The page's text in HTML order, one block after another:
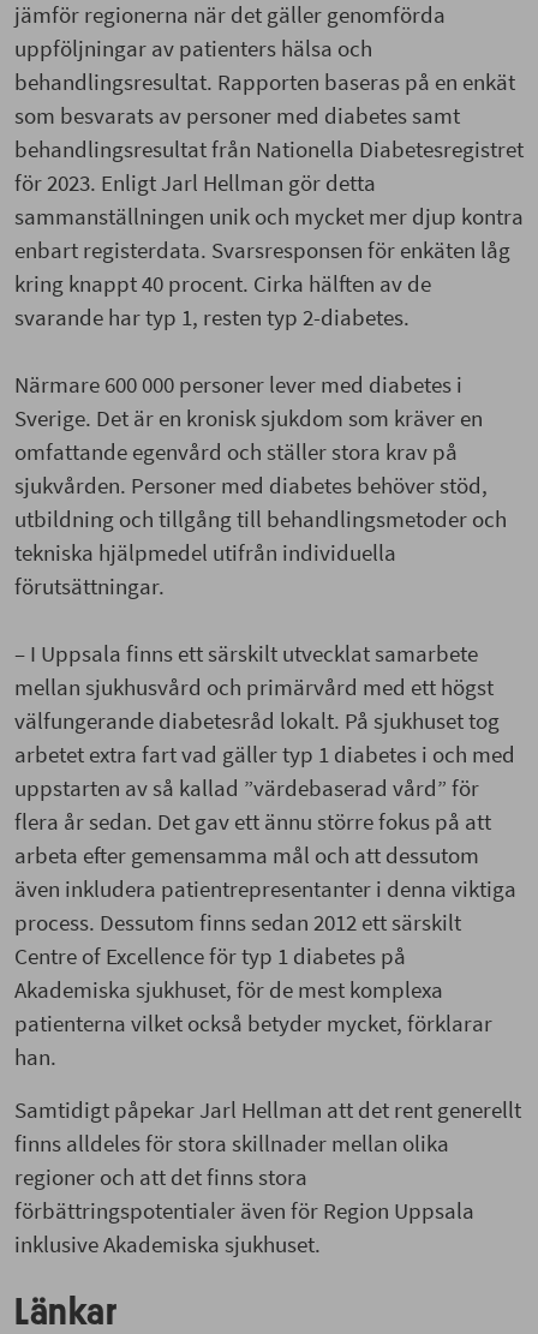
jämför regionerna när det gäller genomförda
uppföljningar av patienters hälsa och
behandlingsresultat. Rapporten baseras på en enkät
som besvarats av personer med diabetes samt
behandlingsresultat från Nationella Diabetesregistret
för 2023. Enligt Jarl Hellman gör detta
sammanställningen unik och mycket mer djup kontra
enbart registerdata. Svarsresponsen för enkäten låg
kring knappt 40 procent. Cirka hälften av de
svarande har typ 1, resten typ 2-diabetes.
Närmare 600 000 personer lever med diabetes i
Sverige. Det är en kronisk sjukdom som kräver en
omfattande egenvård och ställer stora krav på
sjukvården. Personer med diabetes behöver stöd,
utbildning och tillgång till behandlingsmetoder och
tekniska hjälpmedel utifrån individuella
förutsättningar.
– I Uppsala finns ett särskilt utvecklat samarbete
mellan sjukhusvård och primärvård med ett högst
välfungerande diabetesråd lokalt. På sjukhuset tog
arbetet extra fart vad gäller typ 1 diabetes i och med
uppstarten av så kallad ”värdebaserad vård” för
flera år sedan. Det gav ett ännu större fokus på att
arbeta efter gemensamma mål och att dessutom
även inkludera patientrepresentanter i denna viktiga
process. Dessutom finns sedan 2012 ett särskilt
Centre of Excellence för typ 1 diabetes på
Akademiska sjukhuset, för de mest komplexa
patienterna vilket också betyder mycket, förklarar
han.
Samtidigt påpekar Jarl Hellman att det rent generellt
finns alldeles för stora skillnader mellan olika
regioner och att det finns stora
förbättringspotentialer även för Region Uppsala
inklusive Akademiska sjukhuset.
Länkar